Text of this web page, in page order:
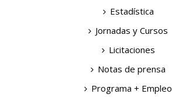
Estadística
Jornadas y Cursos
Licitaciones
Notas de prensa
Programa + Empleo